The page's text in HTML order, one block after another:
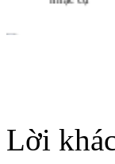
Giao lưu ra mắt bộ
Lời